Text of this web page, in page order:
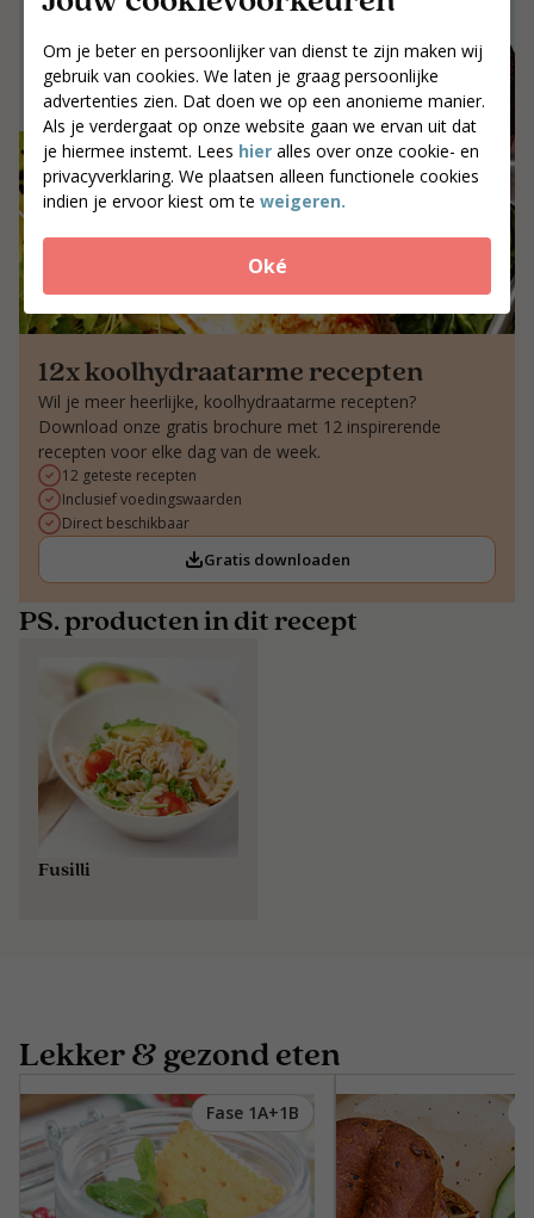
Om je beter en persoonlijker van dienst te zijn maken wij
gebruik van cookies. We laten je graag persoonlijke
advertenties zien. Dat doen we op een anonieme manier.
Als je verdergaat op onze website gaan we ervan uit dat
je hiermee instemt. Lees hier alles over onze cookie- en
privacyverklaring. We plaatsen alleen functionele cookies
indien je ervoor kiest om te weigeren.
Oké
PS. producten in dit recept
Fusilli
Zoek coaches
12x koolhydraatarme recepten
Wil je meer heerlijke, koolhydraatarme recepten?
Download onze gratis brochure met 12 inspirerende
recepten voor elke dag van de week.
12 geteste recepten
Inclusief voedingswaarden
Direct beschikbaar
Gratis downloaden
Lekker & gezond eten
Fase 1A+1B